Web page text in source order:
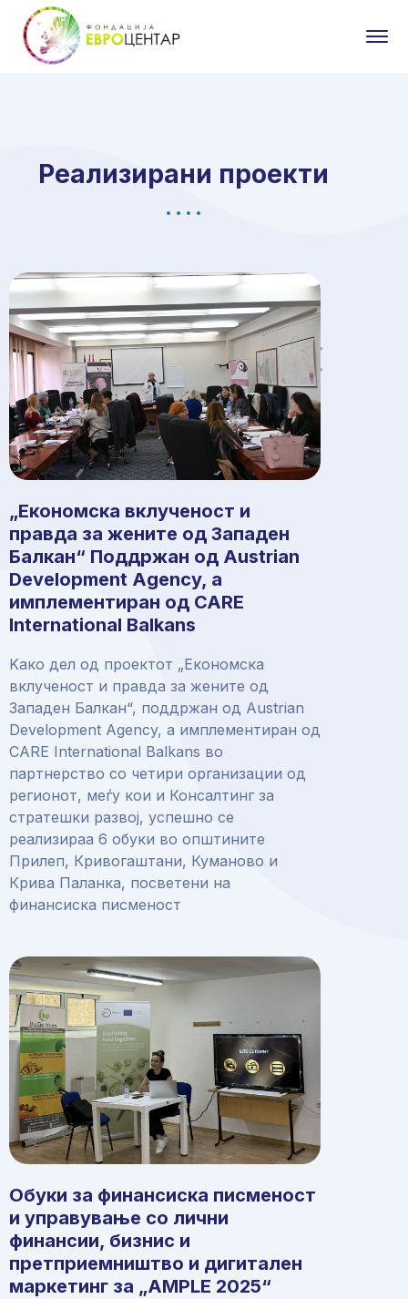
Реализирани проекти
„Економска вклученост и
правда за жените од Западен
Балкан“ Поддржан од Austrian
Development Agency, а
имплементиран од CARE
International Balkans
Kако дел од проектот „Економска
вклученост и правда за жените од
Западен Балкан“, поддржан од Austrian
Development Agency, а имплементиран од
CARE International Balkans во
партнерство со четири организации од
регионот, меѓу кои и Консалтинг за
стратешки развој, успешно се
реализираа 6 обуки во општините
Прилеп, Кривогаштани, Куманово и
Крива Паланка, посветени на
финансиска писменост
Обуки за финансиска писменост
и управување со лични
финансии, бизнис и
претприемништво и дигитален
маркетинг за „AMPLE 2025“